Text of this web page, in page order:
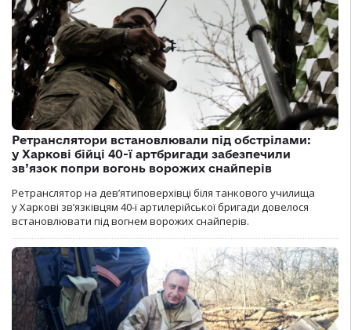
Ретранслятори встановлювали під обстрілами:
у Харкові бійці 40-ї артбригади забезпечили
зв’язок попри вогонь ворожих снайперів
Ретранслятор на дев’ятиповерхівці біля танкового училища
у Харкові зв’язківцям 40-ї артилерійської бригади довелося
встановлювати під вогнем ворожих снайперів.